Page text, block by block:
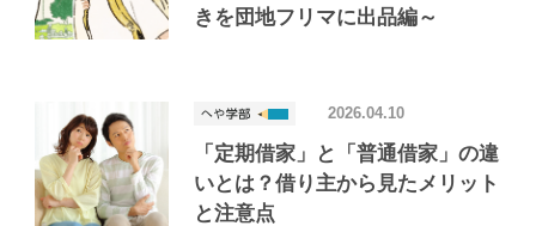
きを団地フリマに出品編～
「定期借家」と「普通借家」の違
いとは？借り主から見たメリット
と注意点
2026.04.10